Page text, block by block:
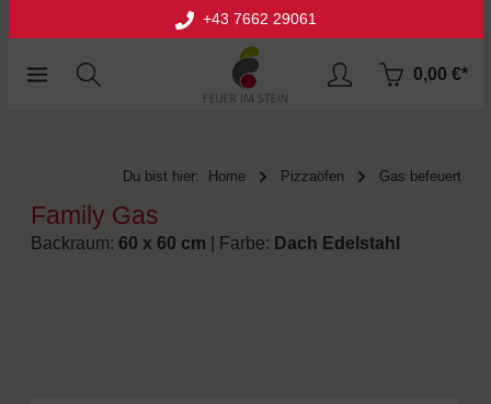
+43 7662 29061
0,00 €*
Du bist hier: Home Pizzaöfen Gas befeuert
Family Gas
Backraum: 60 x 60 cm | Farbe: Dach Edelstahl